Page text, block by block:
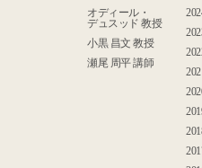
オディール・
デュスッド 教授
小黒 昌文 教授
瀬尾 周平 講師